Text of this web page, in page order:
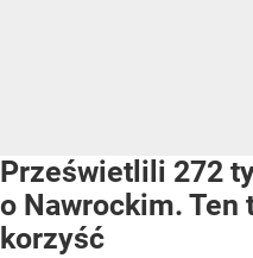
Prześwietlili 272
o Nawrockim. Ten
korzyść